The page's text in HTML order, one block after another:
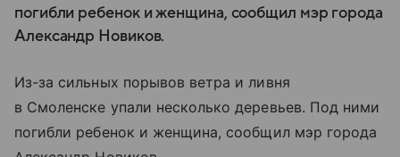
погибли ребенок и женщина, сообщил мэр города
Александр Новиков.
Из-за сильных порывов ветра и ливня
в Смоленске упали несколько деревьев. Под ними
погибли ребенок и женщина, сообщил мэр города